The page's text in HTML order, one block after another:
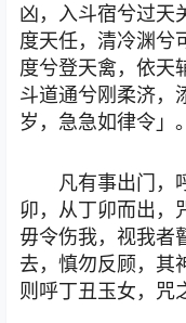
凶，入斗宿兮过天
度天任，清冷渊兮
度兮登天禽，依天
斗道通兮刚柔济，
岁，急急如律令」。
凡有事出门，
卯，从丁卯而出，
毋令伤我，视我者
去，慎勿反顾，其
则呼丁丑玉女，咒